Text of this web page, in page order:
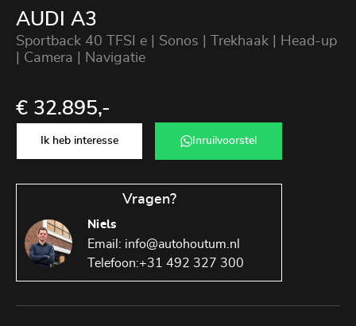
AUDI A3
Sportback 40 TFSI e | Sonos | Trekhaak | Head-up
| Camera | Navigatie
€ 32.895,-
Ik heb interesse Inruilvoorstel
Vragen?
Niels
Email: info@autohoutum.nl
Telefoon:+31 492 327 300